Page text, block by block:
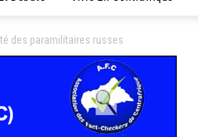
Centrafrique
des paramilitaires russes